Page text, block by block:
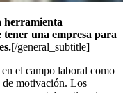
herramienta
una empresa para
[/general_subtitle]
el campo laboral como
de motivación. Los